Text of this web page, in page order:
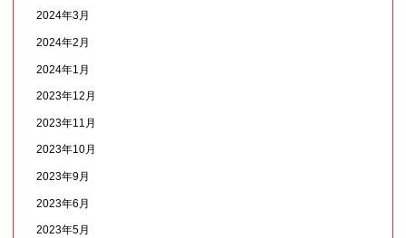
2024年3月
2024年2月
2024年1月
2023年12月
2023年11月
2023年10月
2023年9月
2023年6月
2023年5月